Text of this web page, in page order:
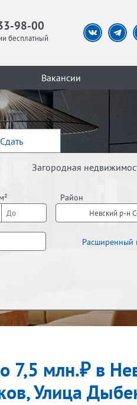
98-00
бесплатный
Вакансии
Сдать
Загородная
Район
Невский р-н
Расширенный
Лифт
7,5 млн.₽ в
Улица